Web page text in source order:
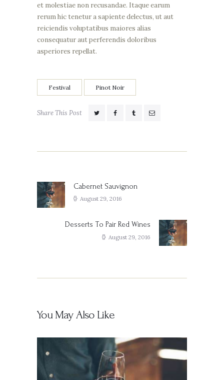
et molestiae non recusandae. Itaque earum
rerum hic tenetur a sapiente delectus, ut aut
reiciendis voluptatibus maiores alias
consequatur aut perferendis doloribus
asperiores repellat.
Festival Pinot Noir
Share This Post
Previous
post:
Cabernet Sauvignon
August 29, 2016
Next
post:
Desserts To Pair Red Wines
August 29, 2016
You May Also Like